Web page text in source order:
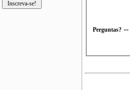
Perguntas? --